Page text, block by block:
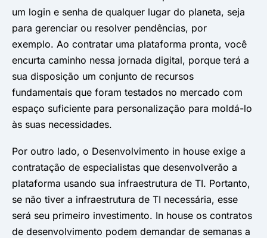
um login e senha de qualquer lugar do planeta, seja
para gerenciar ou resolver pendências, por
exemplo. Ao contratar uma plataforma pronta, você
encurta caminho nessa jornada digital, porque terá a
sua disposição um conjunto de recursos
fundamentais que foram testados no mercado com
espaço suficiente para personalização para moldá-lo
às suas necessidades.
Por outro lado, o Desenvolvimento in house exige a
contratação de especialistas que desenvolverão a
plataforma usando sua infraestrutura de TI. Portanto,
se não tiver a infraestrutura de TI necessária, esse
será seu primeiro investimento. In house os contratos
de desenvolvimento podem demandar de semanas a